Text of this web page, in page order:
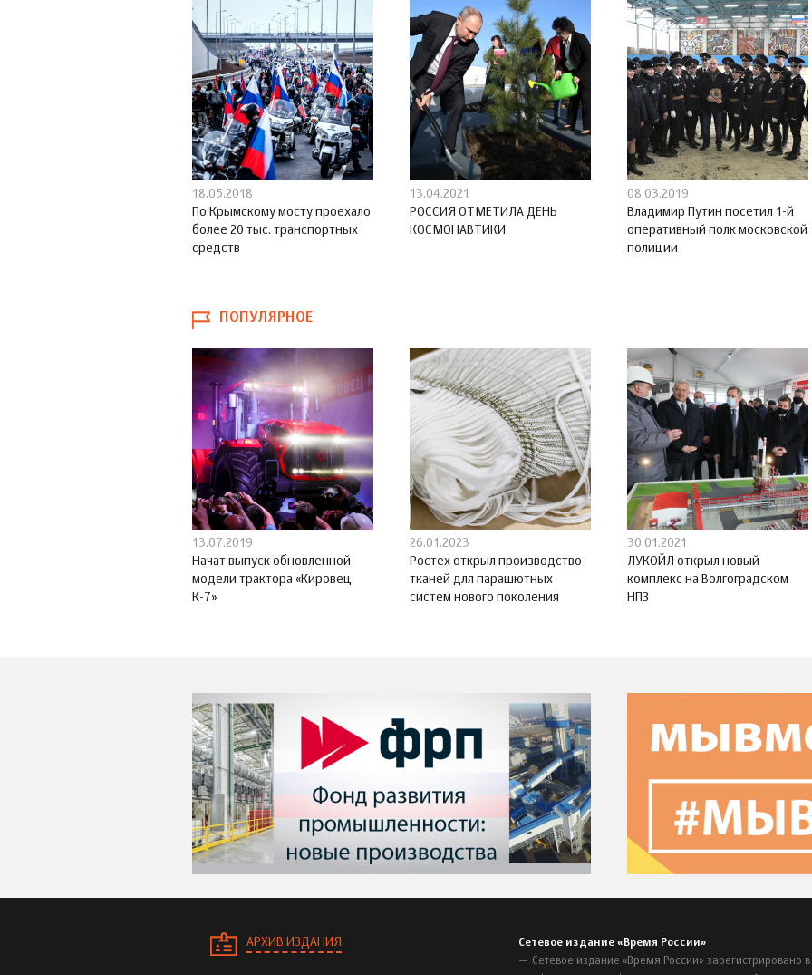
18.05.2018
По Крымскому мосту проехало
более 20 тыс. транспортных
средств
13.04.2021
РОССИЯ ОТМЕТИЛА ДЕНЬ
КОСМОНАВТИКИ
08.03.2019
Владимир Путин посетил 1-й
оперативный полк московской
полиции
ПОПУЛЯРНОЕ
13.07.2019
Начат выпуск обновленной
модели трактора «Кировец
К-7»
26.01.2023
Ростех открыл производство
тканей для парашютных
систем нового поколения
30.01.2021
ЛУКОЙЛ открыл новый
комплекс на Волгоградском
НПЗ
АРХИВ ИЗДАНИЯ
Сетевое издание «Время России»
Сетевое издание «Время России» зарегистрировано